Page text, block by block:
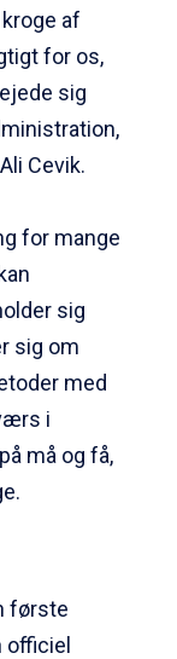
af
for os,
sig
Cevik.
for mange
sig
sig om
med
i
må og få,
første